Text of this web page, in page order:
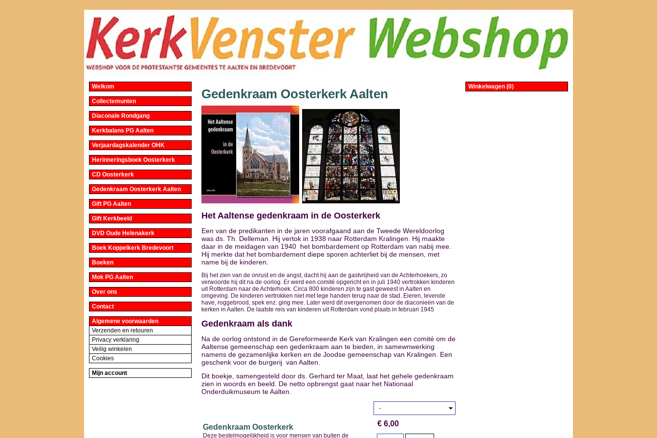
Gedenkraam Oosterkerk Aalten
Het Aaltense gedenkraam in de Oosterkerk
Een van de predikanten in de jaren voorafgaand aan de Tweede Wereldoorlog
was ds. Th. Delleman. Hij vertok in 1938 naar Rotterdam Kralingen. Hij maakte
daar in de meidagen van 1940 het bombardement op Rotterdam van nabij mee.
Hij merkte dat het bombardement diepe sporen achterliet bij de mensen, met
name bij de kinderen.
Bij het zien van de onrust en de angst, dacht hij aan de gastvrijheid van de Achterhoekers, zo
verwoorde hij dit na de oorlog. Er werd een comité opgericht en in juli 1940 vertrokken kinderen
uit Rotterdam naar de Achterhoek. Circa 800 kinderen zijn te gast geweest in Aalten en
omgeving. De kinderen vertrokken niet met lege handen terug naar de stad. Eieren, levende
have, roggebrood, spek enz. ging mee. Later werd dit overgenomen door de diaconieën van de
kerken in Aalten. De laatste reis van kinderen uit Rotterdam vond plaats in februari 1945
Gedenkraam als dank
Na de oorlog ontstond in de Gereformeerde Kerk van Kralingen een comité om de
Aaltense gemeenschap een gedenkraam aan te bieden, in samewnwerking
namens de gezamenlijke kerken en de Joodse gemeenschap van Kralingen. Een
geschenk voor de burgerij van Aalten.
Dit boekje, samengesteld door ds. Gerhard ter Maat, laat het gehele gedenkraam
zien in woords en beeld. De netto opbrengst gaat naar het Nationaal
Onderduikmuseum te Aalten.
Gedenkraam Oosterkerk
Deze bestelmogelijkheid is voor mensen van buiten de
€ 6,00
Welkom
Collectemunten
Diaconale Rondgang
Kerkbalans PG Aalten
Verjaardagskalender OHK
Herinneringsboek Oosterkerk
CD Oosterkerk
Gedenkraam Oosterkerk Aalten
Gift PG Aalten
Gift Kerkbeeld
DVD Oude Helenakerk
Boek Koppelkerk Bredevoort
Boeken
Mok PG Aalten
Over ons
Contact
Algemene voorwaarden
Verzenden en retouren
Privacy verklaring
Veilig winkelen
Cookies
Mijn account
Winkelwagen (0)